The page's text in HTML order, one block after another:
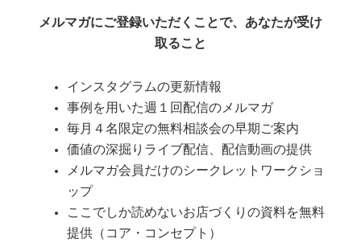
メルマガにご登録いただくことで、あなたが受け
取ること
インスタグラムの更新情報
事例を用いた週１回配信のメルマガ
毎月４名限定の無料相談会の早期ご案内
価値の深掘りライブ配信、配信動画の提供
メルマガ会員だけのシークレットワークショ
ップ
ここでしか読めないお店づくりの資料を無料
提供（コア・コンセプト）